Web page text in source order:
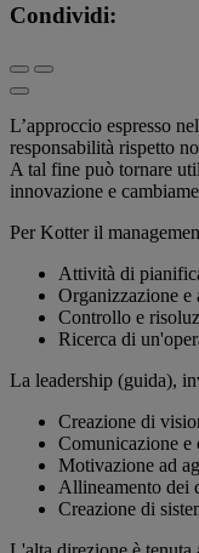
Condividi:
L’approccio espresso
responsabilità rispetto
A tal fine può tornare
innovazione e
Per Kotter il
Attività di
Organizzazione e
Controllo e
Ricerca di
La leadership (guida),
Creazione di
Comunicazione e
Motivazione ad
Allineamento dei
Creazione di